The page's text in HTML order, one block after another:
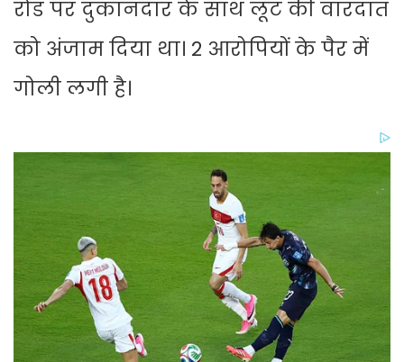
रोड पर दुकानदार के साथ लूट की वारदात
को अंजाम दिया था। 2 आरोपियों के पैर में
गोली लगी है।